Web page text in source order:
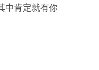
中肯定就有你